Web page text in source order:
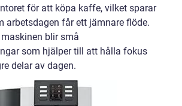
för att köpa kaffe, vilket sparar
arbetsdagen får ett jämnare flöde.
blir små
som hjälper till att hålla fokus
delar av dagen.